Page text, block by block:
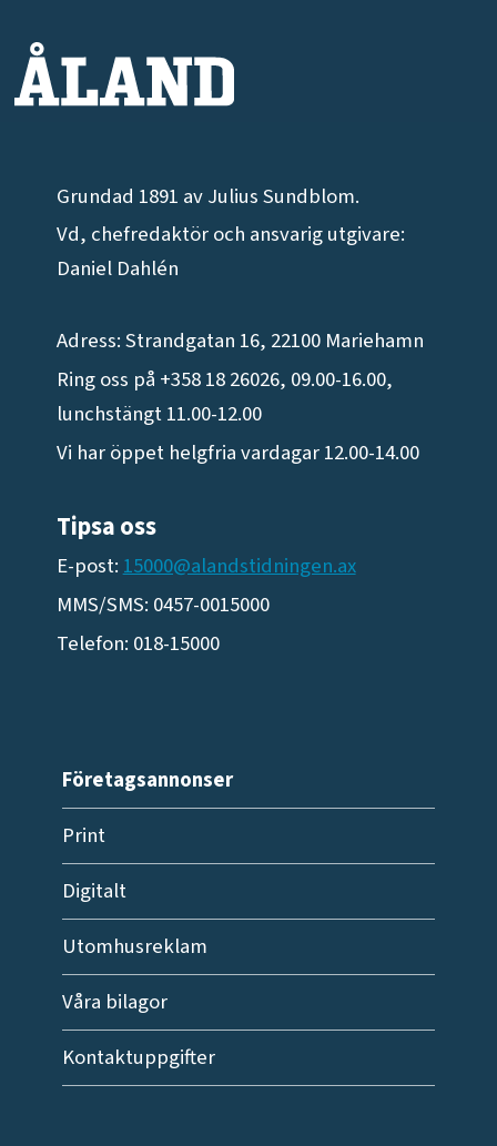
Grundad 1891 av Julius Sundblom.
Vd, chefredaktör och ansvarig utgivare:
Daniel Dahlén
Adress: Strandgatan 16, 22100 Mariehamn
Ring oss på +358 18 26026, 09.00-16.00,
lunchstängt 11.00-12.00
Vi har öppet helgfria vardagar 12.00-14.00
Tipsa oss
E-post: 15000@alandstidningen.ax
MMS/SMS: 0457-0015000
Telefon: 018-15000
Företagsannonser
Print
Digitalt
Utomhusreklam
Våra bilagor
Kontaktuppgifter